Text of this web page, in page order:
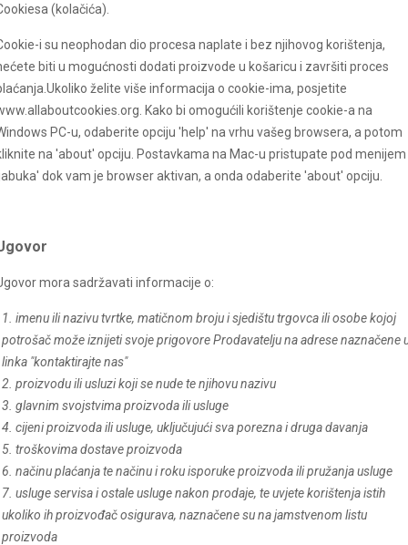
(kolačića).
i su neophodan dio procesa naplate i bez njihovog korištenja,
biti u mogućnosti dodati proizvode u košaricu i završiti proces
želite više informacija o cookie-ima, posjetite
Kako bi omogućili korištenje cookie-a na
PC-u, odaberite opciju 'help' na vrhu vašeg browsera, a potom
na 'about' opciju. Postavkama na Mac-u pristupate pod menijem
dok vam je browser aktivan, a onda odaberite 'about' opciju.
mora sadržavati informacije o:
1. imenu ili nazivu tvrtke, matičnom broju i sjedištu trgovca ili osobe kojoj
potrošač može iznijeti svoje prigovore Prodavatelju na adrese naznačene
linka "kontaktirajte nas"
2. proizvodu ili usluzi koji se nude te njihovu nazivu
3. glavnim svojstvima proizvoda ili usluge
4. cijeni proizvoda ili usluge, uključujući sva porezna i druga davanja
5. troškovima dostave proizvoda
6. načinu plaćanja te načinu i roku isporuke proizvoda ili pružanja usluge
7. usluge servisa i ostale usluge nakon prodaje, te uvjete korištenja istih
ukoliko ih proizvođač osigurava, naznačene su na jamstvenom listu
proizvoda